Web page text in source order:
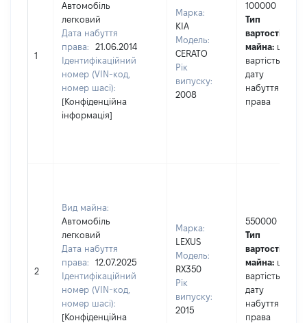
1
Автомобіль
легковий
Дата набуття
права:
21.06.2014
Ідентифікаційний
номер (VIN-код,
номер шасі):
[Конфіденційна
інформація]
Марка:
KIA
Модель:
CERATO
Рік
випуску:
2008
100000
Тип
вартості
майна: це
вартість на
дату
набуття
права
2
Вид майна:
Автомобіль
легковий
Дата набуття
права:
12.07.2025
Ідентифікаційний
номер (VIN-код,
номер шасі):
[Конфіденційна
Марка:
LEXUS
Модель:
RX350
Рік
випуску:
2015
550000
Тип
вартості
майна: це
вартість на
дату
набуття
права